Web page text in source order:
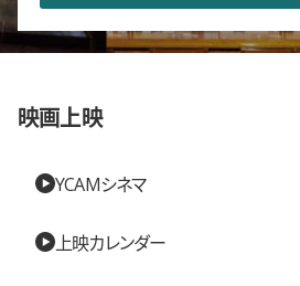
映画上映
YCAMシネマ
上映カレンダー